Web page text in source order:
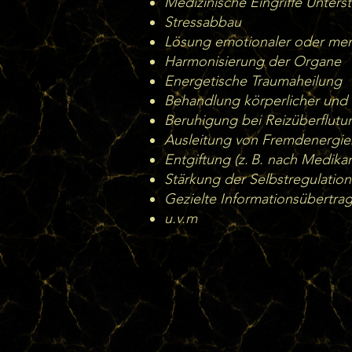
1.Physische Aura – Zeigt
Organe, Stoffwechsel,
2.Emotionale Aura –
Verbindung mit Herz,
3.Mentale Aura –
Geist,
4.Spirituelle Aura –
Seele, Intuition, Höheres
Ein Ungleichgewicht in
Stressabbau
Lösung emotionaler oder
Harmonisierung der Organe
Energetische Traumaheilung
Behandlung körperlicher und
Beruhigung bei
Ausleitung von
Entgiftung (z. B. nach
Stärkung der
Gezielte
u.v.m